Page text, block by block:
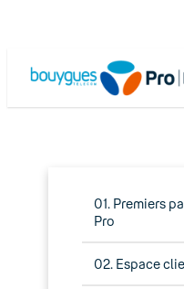
01. Premiers
Pro
02. Espace